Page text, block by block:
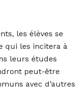
les élèves se
qui les incitera à
leurs études
peut-être
avec d’autres